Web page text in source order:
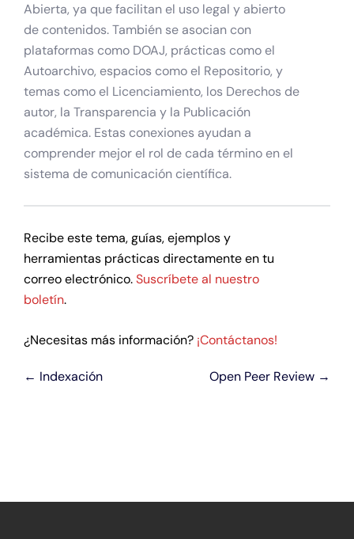
Abierta, ya que facilitan el uso legal y abierto
de contenidos. También se asocian con
plataformas como DOAJ, prácticas como el
Autoarchivo, espacios como el Repositorio, y
temas como el Licenciamiento, los Derechos de
autor, la Transparencia y la Publicación
académica. Estas conexiones ayudan a
comprender mejor el rol de cada término en el
sistema de comunicación científica.
Recibe este tema, guías, ejemplos y
herramientas prácticas directamente en tu
correo electrónico.Suscríbete al nuestro
boletín.
¿Necesitas más información? ¡Contáctanos!
← Indexación Open Peer Review →